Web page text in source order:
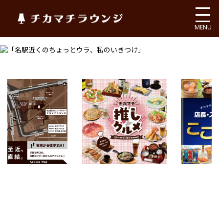
チカマチラウンジ
MENU